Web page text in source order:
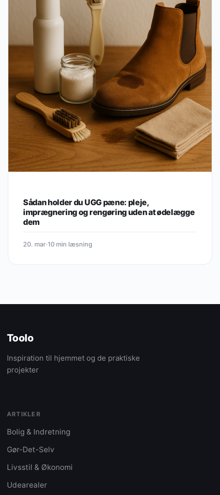
Sådan holder du UGG pæne: pleje,
imprægnering og rengøring uden at ødelægge
dem
20. mar·10 min læsning
Toolo
Inspiration til hjemmet og de praktiske
projekter
ARTIKLER
Bolig & Indretning
Gør-Det-Selv
Livsstil & Økonomi
Udearealer